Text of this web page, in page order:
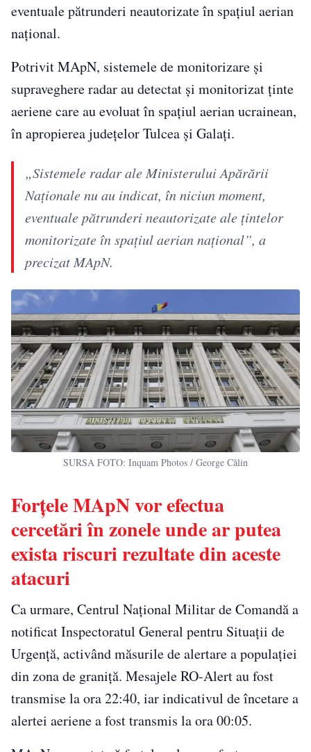
eventuale pătrunderi neautorizate în spațiul aerian
național.
Potrivit MApN, sistemele de monitorizare și
supraveghere radar au detectat și monitorizat ținte
aeriene care au evoluat în spațiul aerian ucrainean,
în apropierea județelor Tulcea și Galați.
„Sistemele radar ale Ministerului Apărării
Naţionale nu au indicat, în niciun moment,
eventuale pătrunderi neautorizate ale ţintelor
monitorizate în spaţiul aerian naţional”, a
precizat MApN.
SURSA FOTO: Inquam Photos / George Călin
Forțele MApN vor efectua
cercetări în zonele unde ar putea
exista riscuri rezultate din aceste
atacuri
Ca urmare, Centrul Național Militar de Comandă a
notificat Inspectoratul General pentru Situații de
Urgență, activând măsurile de alertare a populației
din zona de graniță. Mesajele RO-Alert au fost
transmise la ora 22:40, iar indicativul de încetare a
alertei aeriene a fost transmis la ora 00:05.